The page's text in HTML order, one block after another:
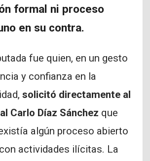
formal ni proceso
en su contra.
fue quien, en un gesto
y confianza en la
solicitó directamente al
Carlo Díaz Sánchez que
algún proceso abierto
actividades ilícitas. La